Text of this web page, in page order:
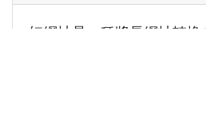
短網址是一種將長網址轉